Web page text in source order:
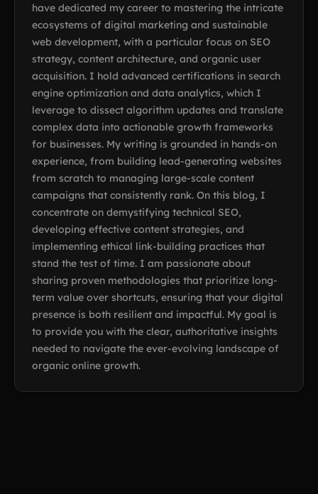
have dedicated my career to mastering the intricate
ecosystems of digital marketing and sustainable
web development, with a particular focus on SEO
strategy, content architecture, and organic user
acquisition. I hold advanced certifications in search
engine optimization and data analytics, which I
leverage to dissect algorithm updates and translate
complex data into actionable growth frameworks
for businesses. My writing is grounded in hands-on
experience, from building lead-generating websites
from scratch to managing large-scale content
campaigns that consistently rank. On this blog, I
concentrate on demystifying technical SEO,
developing effective content strategies, and
implementing ethical link-building practices that
stand the test of time. I am passionate about
sharing proven methodologies that prioritize long-
term value over shortcuts, ensuring that your digital
presence is both resilient and impactful. My goal is
to provide you with the clear, authoritative insights
needed to navigate the ever-evolving landscape of
organic online growth.